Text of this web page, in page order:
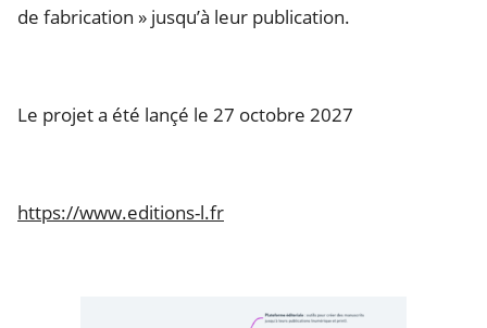
de fabrication » jusqu’à leur publication.
Le projet a été lançé le 27 octobre 2027
https://www.editions-l.fr